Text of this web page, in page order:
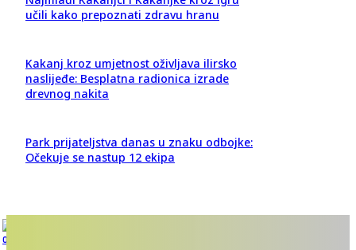
učili kako prepoznati zdravu hranu
Kakanj kroz umjetnost oživljava ilirsko
naslijeđe: Besplatna radionica izrade
drevnog nakita
Park prijateljstva danas u znaku odbojke:
Očekuje se nastup 12 ekipa